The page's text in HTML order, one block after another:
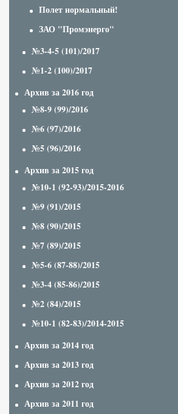
Полет нормальный!
ЗАО "Промэнерго"
№3-4-5 (101)/2017
№1-2 (100)/2017
Архив за 2016 год
№8-9 (99)/2016
№6 (97)/2016
№5 (96)/2016
Архив за 2015 год
№10-1 (92-93)/2015-2016
№9 (91)/2015
№8 (90)/2015
№7 (89)/2015
№5-6 (87-88)/2015
№3-4 (85-86)/2015
№2 (84)/2015
№10-1 (82-83)/2014-2015
Архив за 2014 год
Архив за 2013 год
Архив за 2012 год
Архив за 2011 год